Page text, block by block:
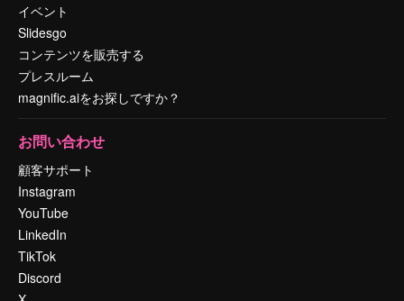
イベント
Slidesgo
コンテンツを販売する
プレスルーム
magnific.aiをお探しですか？
お問い合わせ
顧客サポート
Instagram
YouTube
LinkedIn
TikTok
Discord